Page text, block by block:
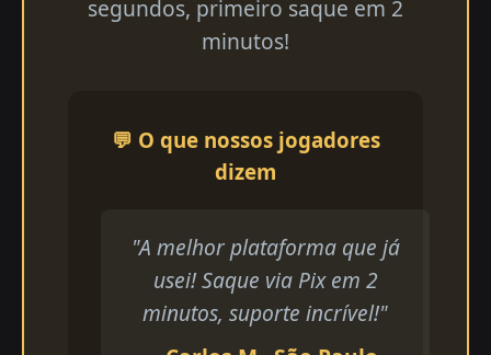
segundos, primeiro saque em 2
minutos!
💬 O que nossos jogadores
dizem
"A melhor plataforma que já
usei! Saque via Pix em 2
minutos, suporte incrível!"